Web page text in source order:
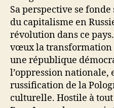
Sa perspective se
du capitalisme en
révolution dans ce
vœux la transformation
une république
l’oppression nationale,
russification de la
culturelle. Hostile à